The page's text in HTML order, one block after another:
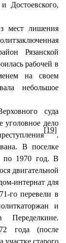
Достоевского,
мест лишения
Рязанской
рабочей в
на своем
небольшое
суда
дело
[19]
.
В поселке
по 1970 год. В
двигательной
интернат для
го перевели в
и
Переделкине.
года (после
старого